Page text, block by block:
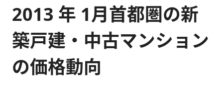
サステナビリティ
健康経営
DX戦略
ランキング
メディア掲載情報
キャリア採用情報
障がい者採用情報
2013 年 1月首都圏の新
築戸建・中古マンション
の価格動向